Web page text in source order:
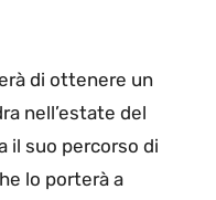
di ottenere un
nell’estate del
il suo percorso di
lo porterà a